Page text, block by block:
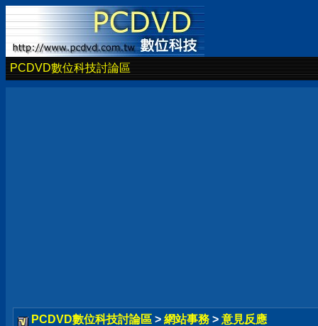
PCDVD數位科技討論區
PCDVD數位科技討論區 > 網站事務 > 意見反應